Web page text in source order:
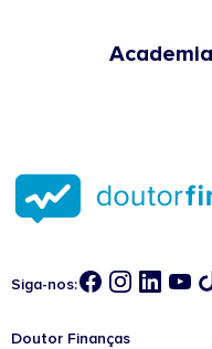
Siga-nos:
Doutor Finanças